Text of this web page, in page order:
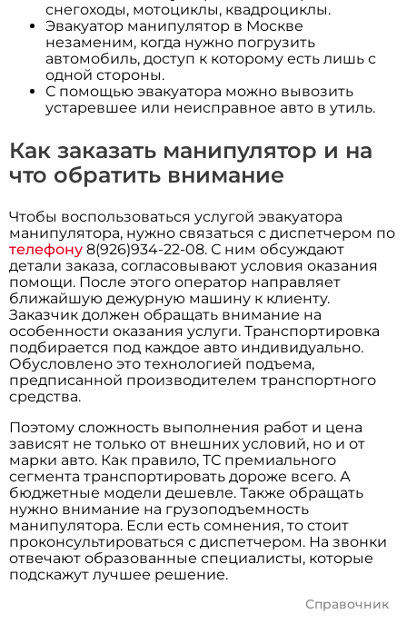
снегоходы, мотоциклы, квадроциклы.
Эвакуатор манипулятор в Москве
незаменим, когда нужно погрузить
автомобиль, доступ к которому есть лишь с
одной стороны.
С помощью эвакуатора можно вывозить
устаревшее или неисправное авто в утиль.
Как заказать манипулятор и на
что обратить внимание
Чтобы воспользоваться услугой эвакуатора
манипулятора, нужно связаться с диспетчером по
телефону 8(926)934-22-08. С ним обсуждают
детали заказа, согласовывают условия оказания
помощи. После этого оператор направляет
ближайшую дежурную машину к клиенту.
Заказчик должен обращать внимание на
особенности оказания услуги. Транспортировка
подбирается под каждое авто индивидуально.
Обусловлено это технологией подъема,
предписанной производителем транспортного
средства.
Поэтому сложность выполнения работ и цена
зависят не только от внешних условий, но и от
марки авто. Как правило, ТС премиального
сегмента транспортировать дороже всего. А
бюджетные модели дешевле. Также обращать
нужно внимание на грузоподъемность
манипулятора. Если есть сомнения, то стоит
проконсультироваться с диспетчером. На звонки
отвечают образованные специалисты, которые
подскажут лучшее решение.
Справочник